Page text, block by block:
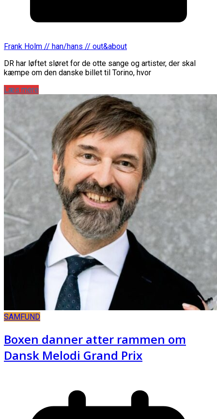
Frank Holm // han/hans // out&about
DR har løftet sløret for de otte sange og artister, der skal
kæmpe om den danske billet til Torino, hvor
Læs mere
SAMFUND
Boxen danner atter rammen om
Dansk Melodi Grand Prix